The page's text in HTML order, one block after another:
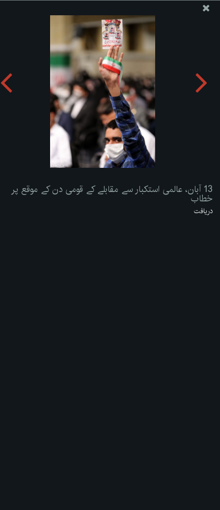
ویب سائٹ دفتر رہبر معظم انقلاب اسلامی
13 آبان، عالمی استکبار سے مقابلے کے قومی دن کے موقع پر
خطاب
تصویری البم دریافت کریں:
13 آبان، عالمی استکبار سے مقابلے کے قومی دن کے موقع پر
خطاب
دریافت